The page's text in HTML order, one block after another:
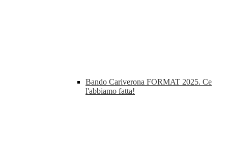
Bando Cariverona FORMAT 2025. Ce
l'abbiamo fatta!